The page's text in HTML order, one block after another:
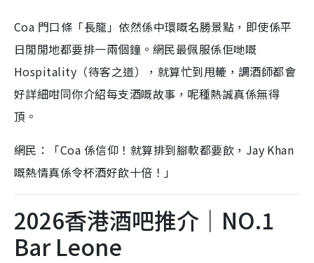
Coa 門口條「長龍」依然係中環嘅名勝景點，即使係平
日閒閒地都要排一兩個鐘。網民最佩服係佢哋嘅
Hospitality（待客之道），就算忙到甩轆，調酒師都會
好詳細咁同你介紹每支酒嘅故事，呢種熱誠真係無得
頂。
網民：「Coa 係信仰！就算排到腳軟都要飲，Jay Khan
嘅熱情真係令杯酒好飲十倍！」
2026香港酒吧推介｜NO.1
Bar Leone